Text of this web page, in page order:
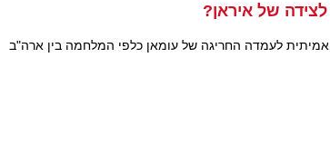
של איראן?
האמיתית לעמדה החריגה של עומאן כלפי המלחמה בין ארה"ב